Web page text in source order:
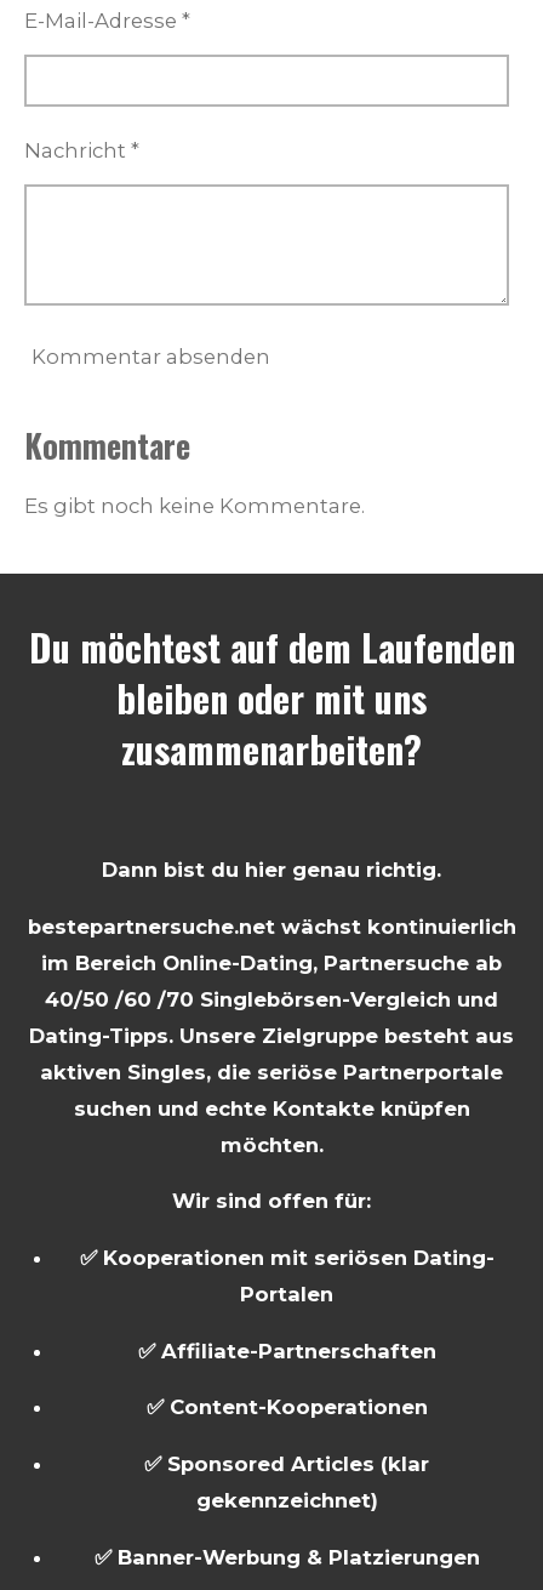
E-Mail-Adresse *
Nachricht *
Kommentar absenden
Kommentare
Es gibt noch keine Kommentare.
Du möchtest auf dem Laufenden
bleiben oder mit uns
zusammenarbeiten?
Dann bist du hier genau richtig.
bestepartnersuche.net wächst kontinuierlich
im Bereich Online-Dating, Partnersuche ab
40/50 /60 /70 Singlebörsen-Vergleich und
Dating-Tipps. Unsere Zielgruppe besteht aus
aktiven Singles, die seriöse Partnerportale
suchen und echte Kontakte knüpfen
möchten.
Wir sind offen für:
✅ Kooperationen mit seriösen Dating-
Portalen
✅ Affiliate-Partnerschaften
✅ Content-Kooperationen
✅ Sponsored Articles (klar
gekennzeichnet)
✅ Banner-Werbung & Platzierungen